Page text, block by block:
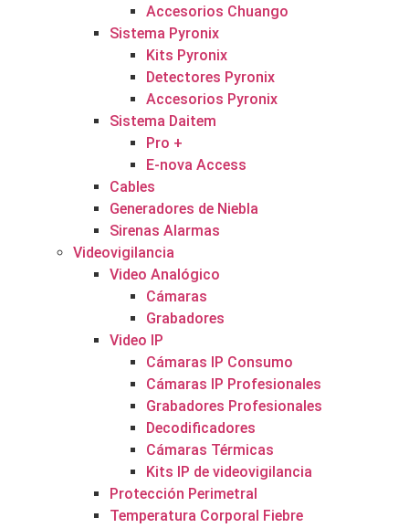
Accesorios Chuango
Sistema Pyronix
Kits Pyronix
Detectores Pyronix
Accesorios Pyronix
Sistema Daitem
Pro +
E-nova Access
Cables
Generadores de Niebla
Sirenas Alarmas
Videovigilancia
Video Analógico
Cámaras
Grabadores
Video IP
Cámaras IP Consumo
Cámaras IP Profesionales
Grabadores Profesionales
Decodificadores
Cámaras Térmicas
Kits IP de videovigilancia
Protección Perimetral
Temperatura Corporal Fiebre